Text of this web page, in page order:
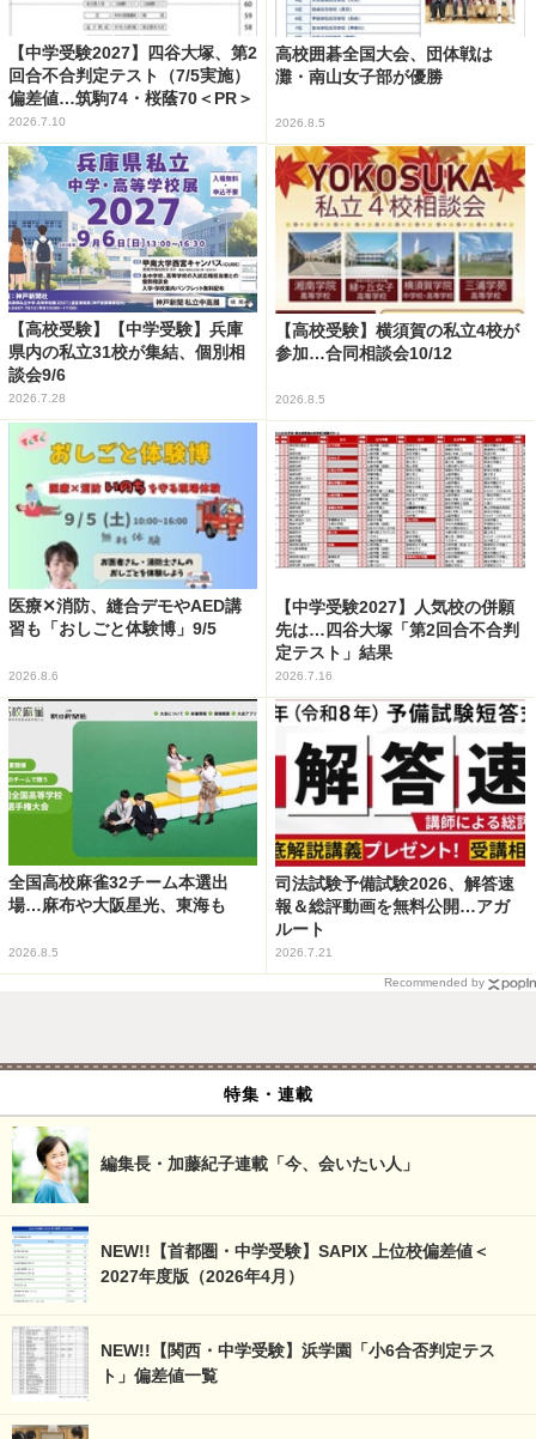
【中学受験2027】四谷大塚、第2
回合不合判定テスト（7/5実施）
偏差値…筑駒74・桜蔭70＜PR＞
2026.7.10
高校囲碁全国大会、団体戦は
灘・南山女子部が優勝
2026.8.5
【高校受験】【中学受験】兵庫
県内の私立31校が集結、個別相
談会9/6
2026.7.28
【高校受験】横須賀の私立4校が
参加…合同相談会10/12
2026.8.5
医療✕消防、縫合デモやAED講
習も「おしごと体験博」9/5
2026.8.6
【中学受験2027】人気校の併願
先は…四谷大塚「第2回合不合判
定テスト」結果
2026.7.16
全国高校麻雀32チーム本選出
場…麻布や大阪星光、東海も
2026.8.5
司法試験予備試験2026、解答速
報＆総評動画を無料公開…アガ
ルート
2026.7.21
Recommended by
特集・連載
編集長・加藤紀子連載「今、会いたい人」
NEW!!【首都圏・中学受験】SAPIX 上位校偏差値＜
2027年度版（2026年4月）
NEW!!【関西・中学受験】浜学園「小6合否判定テス
ト」偏差値一覧